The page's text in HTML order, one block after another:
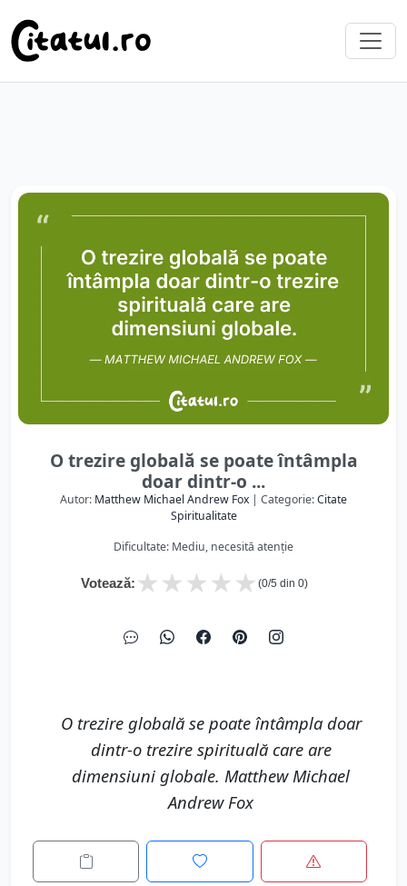
O trezire globală se poate întâmpla
doar dintr-o ...
Autor: Matthew Michael Andrew Fox | Categorie:Citate
Spiritualitate
Dificultate: Mediu, necesită atenție
Votează: ★
★
★
★
★ (0/5 din 0)
O trezire globală se poate întâmpla doar
dintr-o trezire spirituală care are
dimensiuni globale. Matthew Michael
Andrew Fox